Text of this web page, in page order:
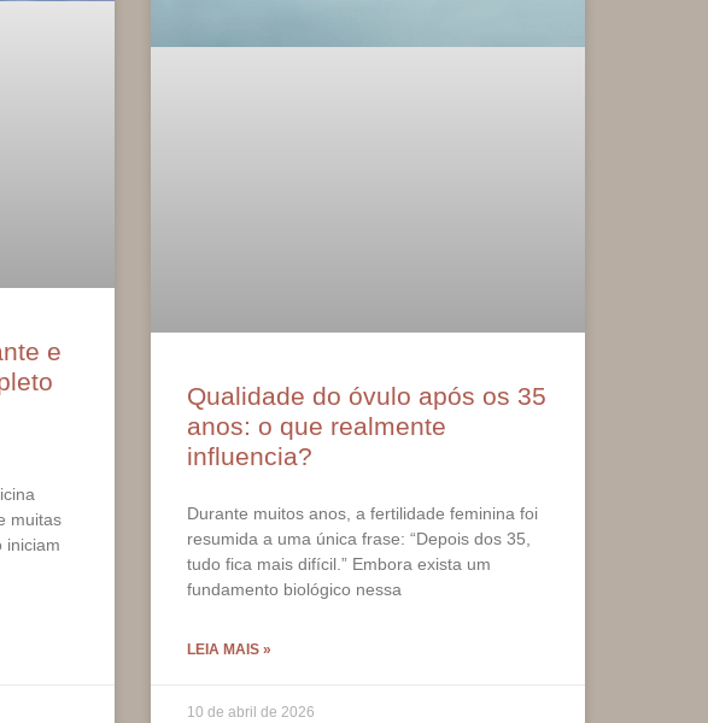
e
muitas
iniciam
Qualidade do óvulo após os 35
anos: o que realmente
influencia?
Durante muitos anos, a fertilidade feminina foi
resumida a uma única frase: “Depois dos 35,
tudo fica mais difícil.” Embora exista um
fundamento biológico nessa
LEIA MAIS »
10 de abril de 2026